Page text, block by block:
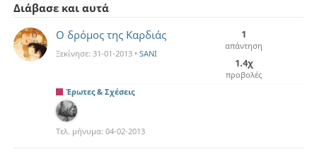
Διάβασε και αυτά
O δρόμος της Καρδιάς
Ξεκίνησε: 31-01-2013 • SANI
1
απάντηση
1.4χ
προβολές
Έρωτες & Σχέσεις
Τελ. μήνυμα: 04-02-2013